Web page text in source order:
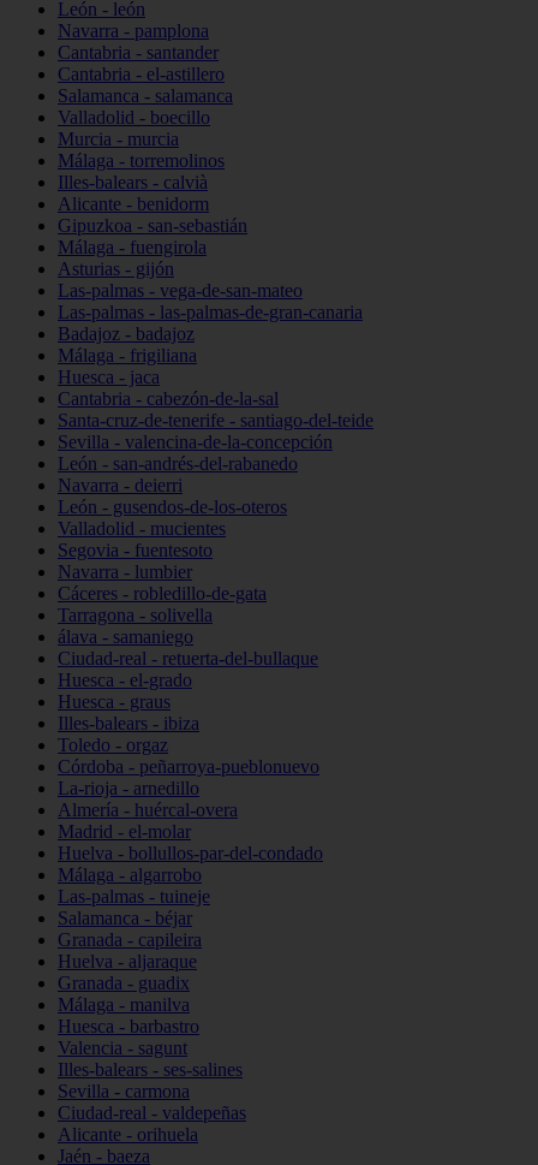
León - león
Navarra - pamplona
Cantabria - santander
Cantabria - el-astillero
Salamanca - salamanca
Valladolid - boecillo
Murcia - murcia
Málaga - torremolinos
Illes-balears - calvià
Alicante - benidorm
Gipuzkoa - san-sebastián
Málaga - fuengirola
Asturias - gijón
Las-palmas - vega-de-san-mateo
Las-palmas - las-palmas-de-gran-canaria
Badajoz - badajoz
Málaga - frigiliana
Huesca - jaca
Cantabria - cabezón-de-la-sal
Santa-cruz-de-tenerife - santiago-del-teide
Sevilla - valencina-de-la-concepción
León - san-andrés-del-rabanedo
Navarra - deierri
León - gusendos-de-los-oteros
Valladolid - mucientes
Segovia - fuentesoto
Navarra - lumbier
Cáceres - robledillo-de-gata
Tarragona - solivella
álava - samaniego
Ciudad-real - retuerta-del-bullaque
Huesca - el-grado
Huesca - graus
Illes-balears - ibiza
Toledo - orgaz
Córdoba - peñarroya-pueblonuevo
La-rioja - arnedillo
Almería - huércal-overa
Madrid - el-molar
Huelva - bollullos-par-del-condado
Málaga - algarrobo
Las-palmas - tuineje
Salamanca - béjar
Granada - capileira
Huelva - aljaraque
Granada - guadix
Málaga - manilva
Huesca - barbastro
Valencia - sagunt
Illes-balears - ses-salines
Sevilla - carmona
Ciudad-real - valdepeñas
Alicante - orihuela
Jaén - baeza